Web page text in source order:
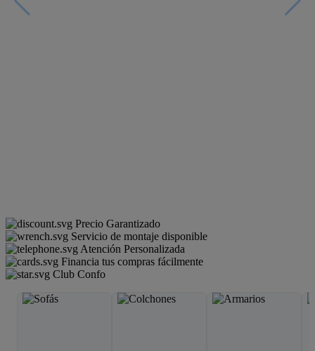
Precio Garantizado
Servicio de montaje disponible
Atención Personalizada
Financia tus compras fácilmente
Club Confo